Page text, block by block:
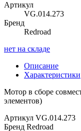
Артикул
VG.014.273
Бренд
Redroad
нет на складе
Описание
Характеристики
Мотор в сборе
элементов)
Артикул VG.014.273
Бренд Redroad